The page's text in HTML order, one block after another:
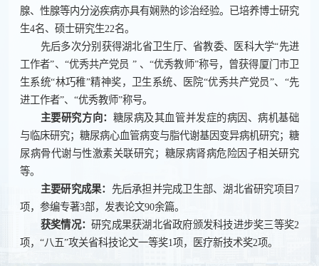
腺、性腺等内分泌疾病亦具有娴熟的诊治经验。已培养博士研究
生4名、硕士研究生22名。
先后多次分别获得湖北省卫生厅、省教委、医科大学“先进
工作者”、“优秀共产党员 ” 、“优秀教师”称号，曾获得厦门市卫
生系统“林巧稚”精神奖，卫生系统、医院“优秀共产党员”、“先
进工作者”、“优秀教师”称号。
主要研究方向： 糖尿病及其血管并发症的病因、病机基础
与临床研究；糖尿病心血管病变与脂代谢基因变异病机研究；糖
尿病骨代谢与性激素关联研究；糖尿病肾病危险因子相关研究
等。
主要研究成果： 先后承担并完成卫生部、湖北省研究项目7
项，参编专著3部，发表论文90余篇。
获奖情况：研究成果获湖北省政府颁发科技进步奖三等奖2
项，“八五”攻关省科技论文一等奖1项，医疗新技术奖2项。